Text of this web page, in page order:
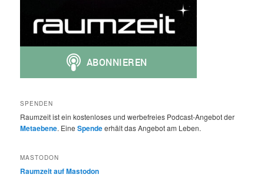
SPENDEN
Raumzeit ist ein kostenloses und werbefreies Podcast-Angebot der
Metaebene. EineSpendeerhält das Angebot am Leben.
MASTODON
Raumzeit auf Mastodon